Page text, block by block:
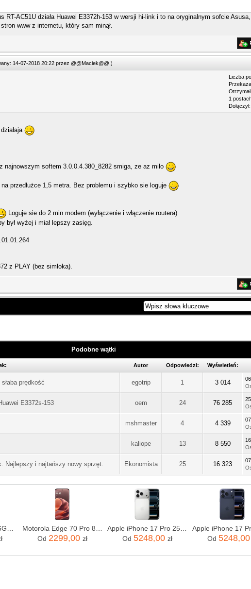
RT-AC51U działa Huawei E3372h-153 w wersji hi-link i to na oryginalnym sofcie
www z internetu, który sam minął.
14-07-2018 20:22 przez @@Maciek@@ )
Liczba
1
najnowszym softem 3.0.0.4.380_8282 smiga, ze az milo
przedłużce 1,5 metra. Bez problemu i szybko sie loguje
Loguje sie do 2 min modem (wyłączenie i włączenie routera)
był wyżej i miał lepszy zasięg.
z PLAY (bez simloka).
Podobne wątki
Autor Odpowiedzi: Wyświetleń:
prędkość egotrip 1 3 014
E3372s-153 oem 24 76 285
mshmaster 4 4 339
kaliope 13 8 550
Najlepszy i najtańszy nowy sprzęt. Ekonomista 25 16 323
Od 2299,00 zł
Apple iPhone 17 Pro 256GB Srebrny
Od 5248,00 zł
Od 5248,00